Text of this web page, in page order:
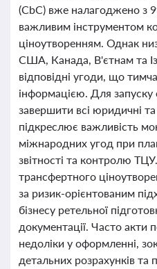
(CbC) вже налагоджено з
важливим інструментом
ціноутворенням. Однак
США, Канада, В'єтнам та
відповідні угоди, що
інформацією. Для запуску
завершити всі юридичні
підкреслює важливість
міжнародних угод при
звітності та контролю
трансфертного
за ризик-орієнтованим
бізнесу ретельної
документації. Часто акти
недоліки у оформленні,
детальних розрахунків та